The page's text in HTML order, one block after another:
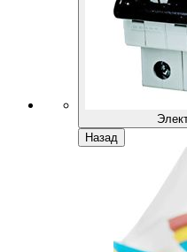
Назад